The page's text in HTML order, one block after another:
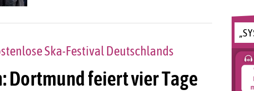
Dortmund feiert vier Tage
Ska-Festival Deutschlands